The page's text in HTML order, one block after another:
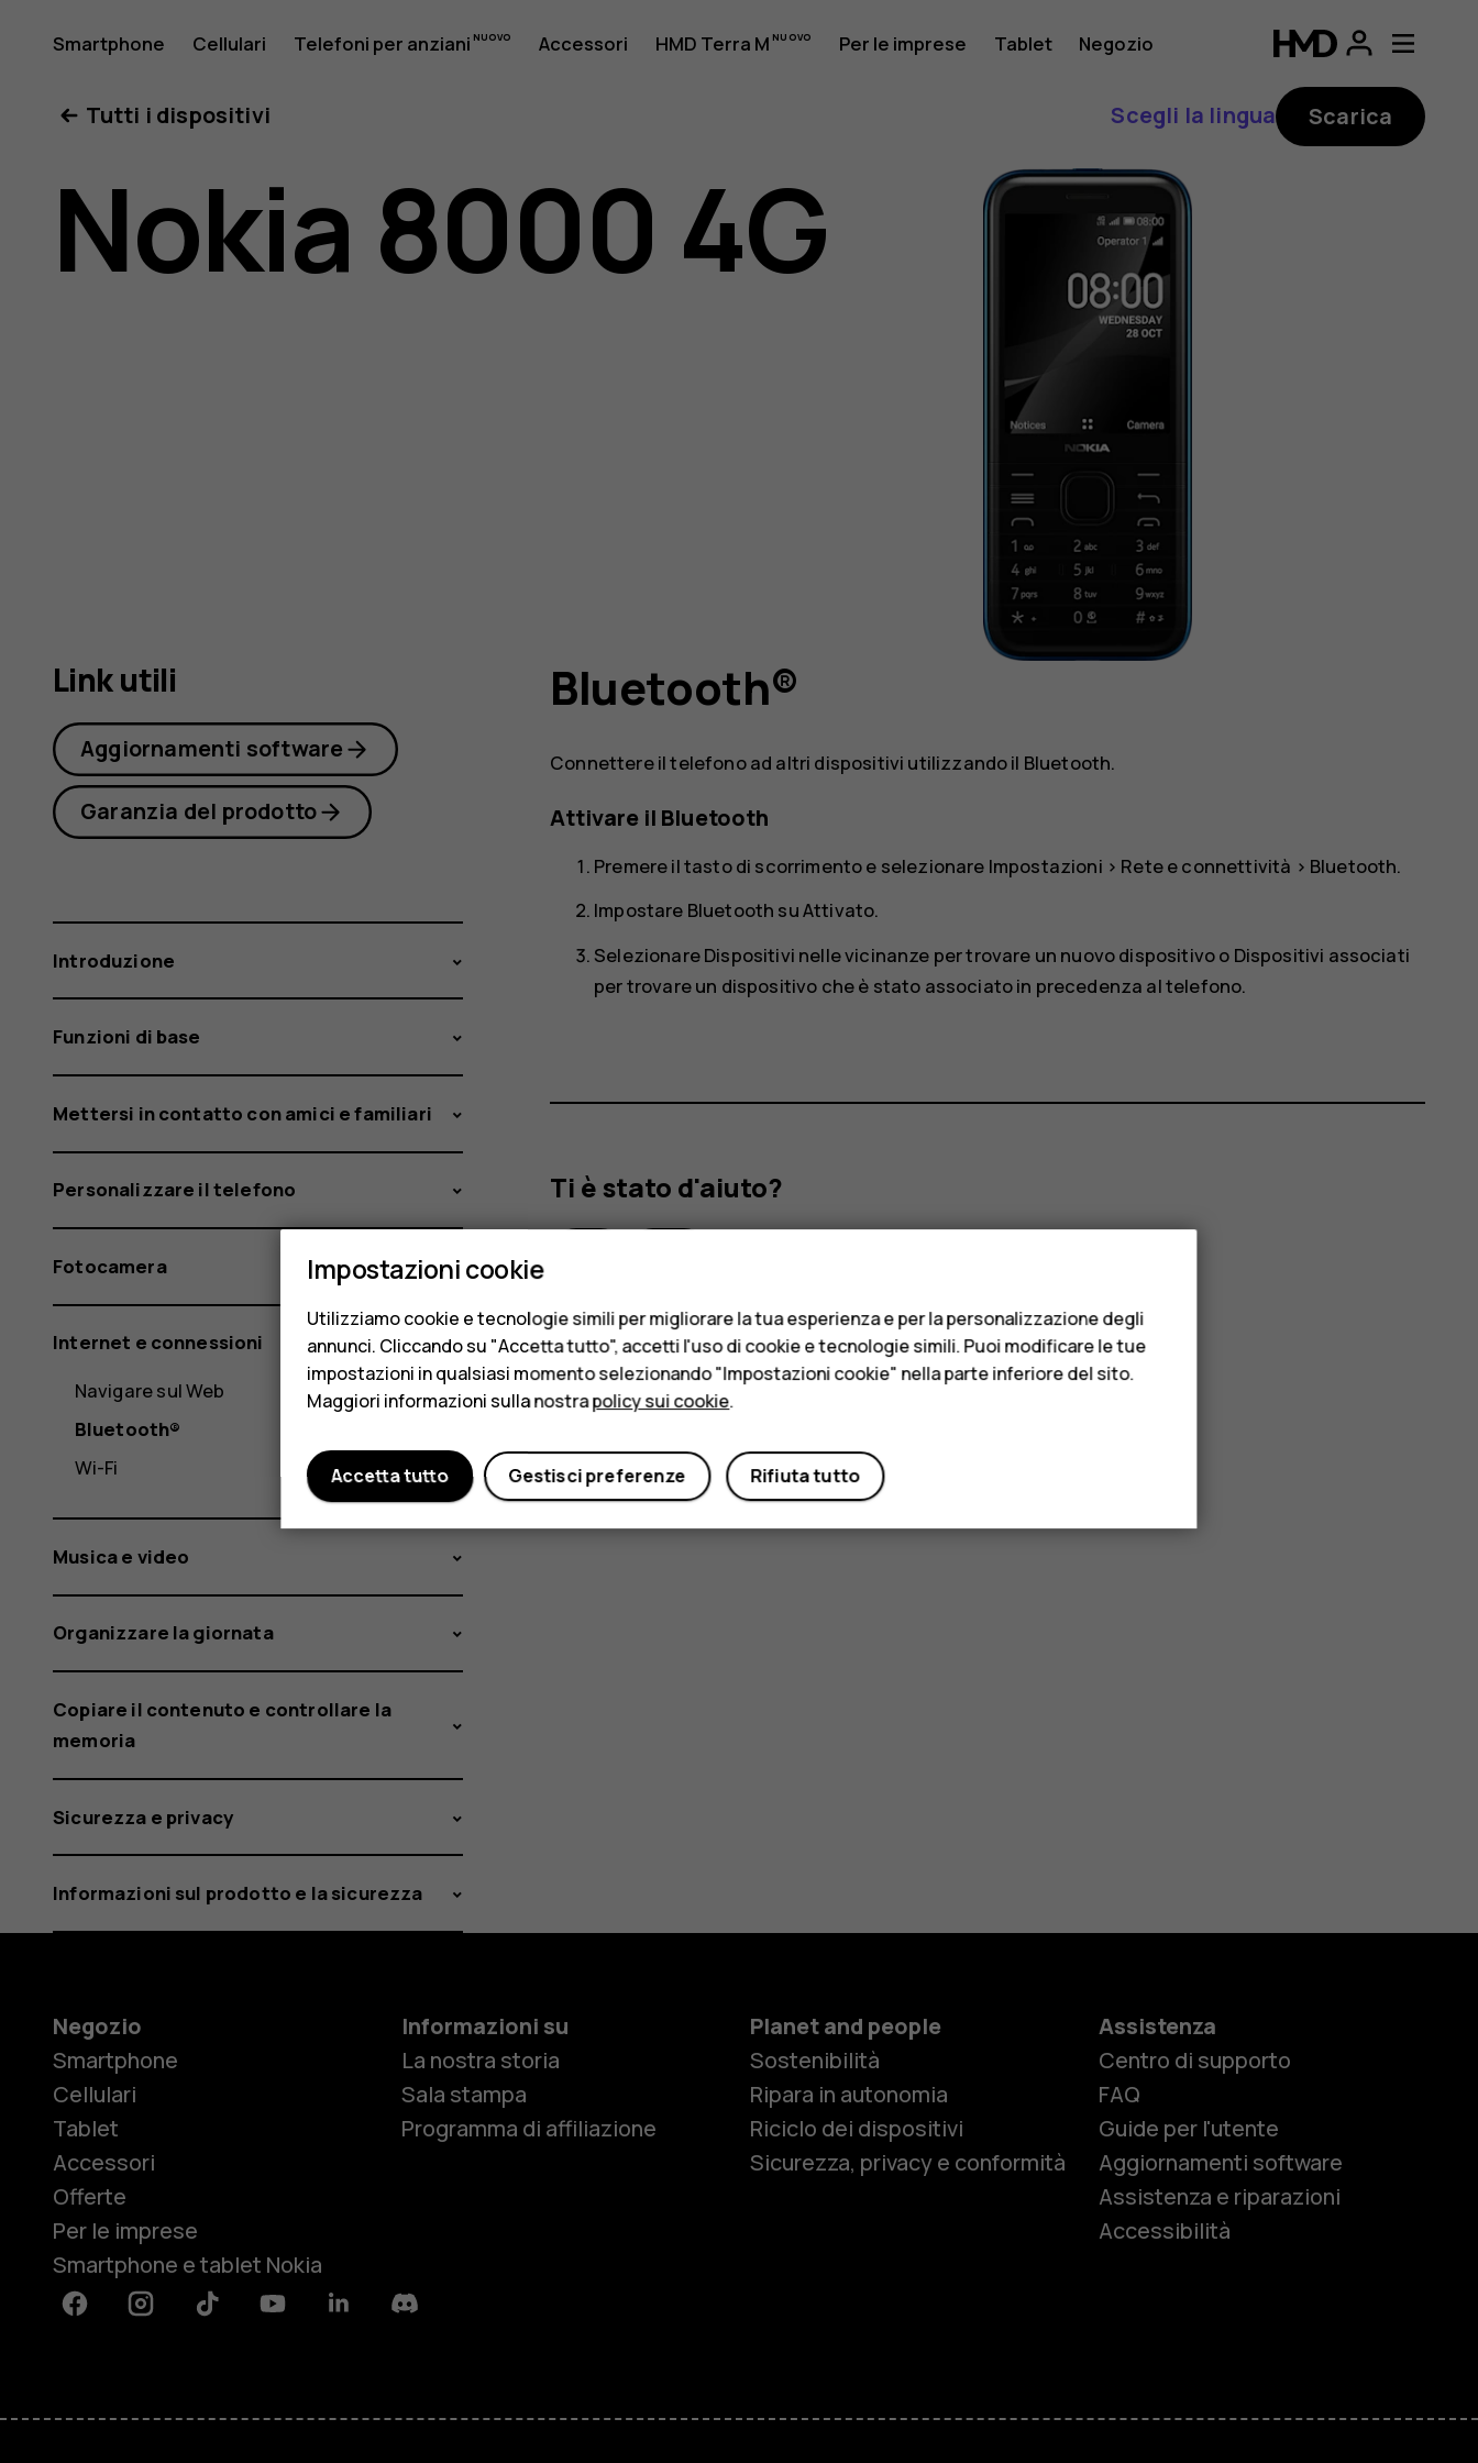
Manuale
d'uso
del
4G
Smartphone Cellulari Telefoni per anziani Accessori HMD Terra M Per le imprese Tablet Negozio
Smartphone
Cellulari
HMD Terra M
Tutti i dispositivi
Scegli la lingua Scarica
Nokia 8000 4G
Bluetooth®
Connettere il telefono ad altri dispositivi utilizzando il Bluetooth.
Attivare il Bluetooth
Premere il tasto di scorrimento e selezionare Impostazioni > Rete e connettività > Bluetooth.
Impostare Bluetooth suAttivato.
SelezionareDispositivi nelle vicinanze per trovare un nuovo dispositivo o Dispositivi associati
per trovare un dispositivo che è stato associato in precedenza al telefono.
Ti è stato d'aiuto?
Link utili
Aggiornamenti software
Garanzia del prodotto
Introduzione
Funzioni di base
Mettersi in contatto con amici e familiari
Personalizzare il telefono
Fotocamera
Internet e connessioni
Navigare sul Web
Bluetooth®
Wi-Fi
Musica e video
Organizzare la giornata
Copiare il contenuto e controllare la
memoria
Sicurezza e privacy
Informazioni sul prodotto e la sicurezza
Negozio
Smartphone
Cellulari
Tablet
Accessori
Offerte
Per le imprese
Smartphone e tablet Nokia
Informazioni su
La nostra storia
Sala stampa
Programma di affiliazione
Planet and people
Sostenibilità
Ripara in autonomia
Riciclo dei dispositivi
Sicurezza, privacy e conformità
Assistenza
Centro di supporto
FAQ
Guide per l'utente
Aggiornamenti software
Assistenza e riparazioni
Accessibilità
FacebookInstagramTiktok YoutubeLinkedinDiscord
Impostazioni cookie
Utilizziamo cookie e tecnologie simili per migliorare la tua esperienza e per la personalizzazione degli
annunci. Cliccando su "Accetta tutto", accetti l'uso di cookie e tecnologie simili. Puoi modificare le tue
impostazioni in qualsiasi momento selezionando "Impostazioni cookie" nella parte inferiore del sito.
Maggiori informazioni sulla nostrapolicy sui cookie.
Rifiuta tutto
Gestisci preferenze
Accetta tutto